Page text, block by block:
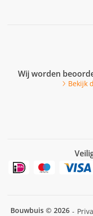
Wij worden
Bekijk
Bouwbuis © 2026 -